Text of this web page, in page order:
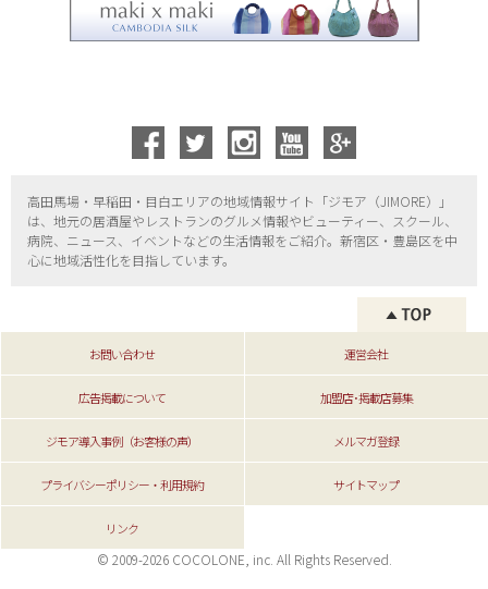
高田馬場・早稲田・目白エリアの地域情報サイト「ジモア（JIMORE）」
は、地元の居酒屋やレストランのグルメ情報やビューティー、
スクール、
病院、ニュース、イベントなどの生活情報をご紹介。新宿区・ 豊島区を中
心に地域活性化を目指しています。
お問い合わせ 運営会社
広告掲載について 加盟店･掲載店募集
ジモア導入事例（お客様の声） メルマガ登録
プライバシーポリシー・利用規約 サイトマップ
リンク
© 2009-2026 COCOLONE, inc. All Rights Reserved.